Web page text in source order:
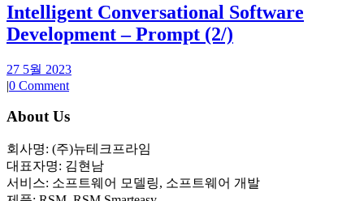
Intelligent Conversational Software
Development – Prompt (2/)
27 5월 2023
|0 Comment
About Us
회사명: (주)뉴테크프라임
대표자명: 김현남
서비스: 소프트웨어 모델링, 소프트웨어 개발